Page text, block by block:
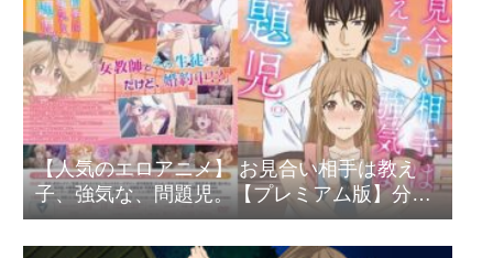
【人気のエロアニメ】 お見合い相手は教え
子、強気な、問題児。【プレミアム版】分割
版（6）